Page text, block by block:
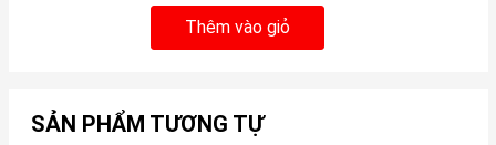
Thêm vào giỏ
SẢN PHẨM TƯƠNG TỰ